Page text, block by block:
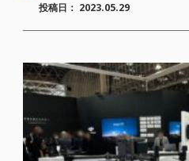
投稿日： 2023.05.29